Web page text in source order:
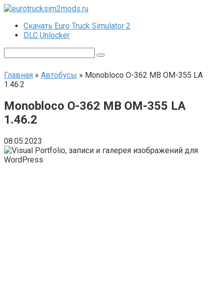
Перейти
контентуСкачать Euro Truck Simulator 2
DLC Unlocker
Главная » Автобусы » Monobloco O-362 MB OM-355 LA
1.46.2
Monobloco O-362 MB OM-355 LA
1.46.2
08.05.2023